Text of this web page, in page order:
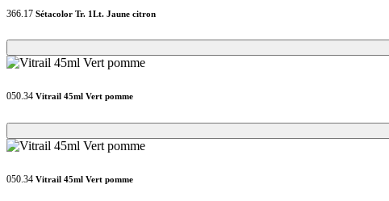
366.17 Sétacolor Tr. 1Lt. Jaune citron
Loading...
Loading...
050.34 Vitrail 45ml Vert pomme
Loading...
Loading...
050.34 Vitrail 45ml Vert pomme